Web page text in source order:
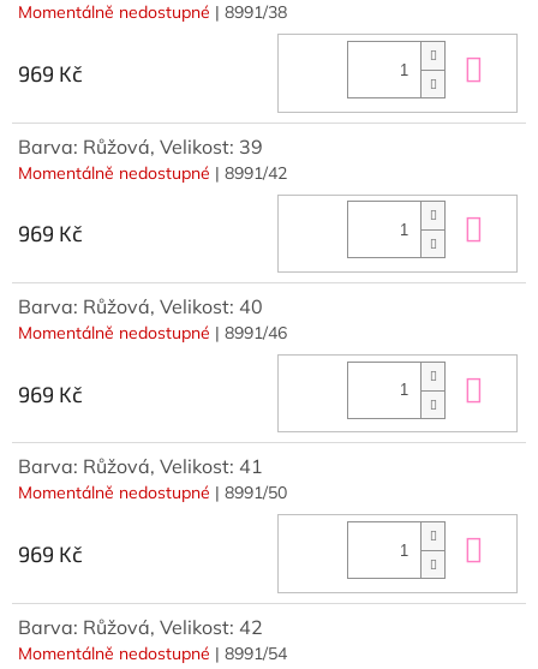
Momentálně nedostupné | 8991/38
969 Kč
Barva: Růžová, Velikost: 39
Momentálně nedostupné | 8991/42
969 Kč
Barva: Růžová, Velikost: 40
Momentálně nedostupné | 8991/46
969 Kč
Barva: Růžová, Velikost: 41
Momentálně nedostupné | 8991/50
969 Kč
Barva: Růžová, Velikost: 42
Momentálně nedostupné | 8991/54